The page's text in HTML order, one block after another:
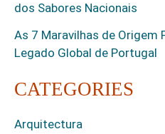
dos Sabores Nacionais
As 7 Maravilhas de Origem
Legado Global de Portugal
CATEGORIES
Arquitectura